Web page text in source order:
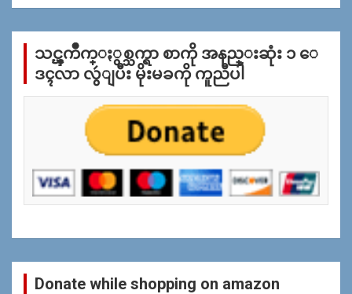
က္
န္
သင္ၾကိဳက္ႏွစ္သက္ရာ စာကို အနည္းဆုံး ၁ ေ
ဒၚလာ လွဴျပီး မိုးမခကို ကူညီပါ
Donate while shopping on amazon